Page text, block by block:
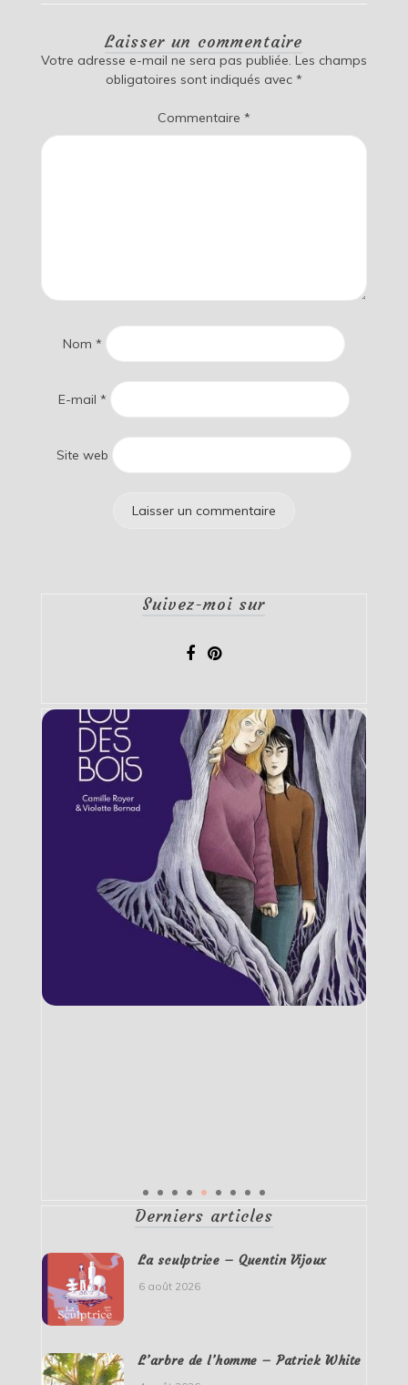
Laisser un commentaire
Votre adresse e-mail ne sera pas publiée. Les champs
obligatoires sont indiqués avec *
Commentaire *
Nom *
E-mail *
Site web
Suivez-moi sur
Derniers articles
La sculptrice – Quentin Vijoux
6 août 2026
L’arbre de l’homme – Patrick White